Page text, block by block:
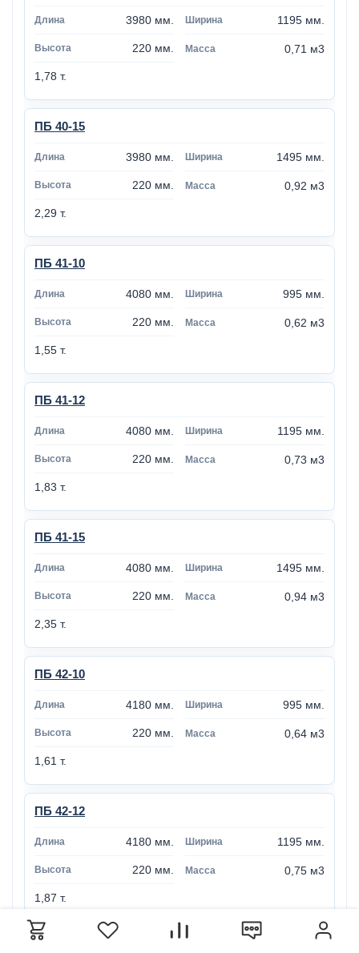
3980 мм. 1195 мм.
220 мм. 0,71 м3
1,78 т.
ПБ 40-15
3980 мм. 1495 мм.
220 мм. 0,92 м3
2,29 т.
ПБ 41-10
4080 мм. 995 мм.
220 мм. 0,62 м3
1,55 т.
ПБ 41-12
4080 мм. 1195 мм.
220 мм. 0,73 м3
1,83 т.
ПБ 41-15
4080 мм. 1495 мм.
220 мм. 0,94 м3
2,35 т.
ПБ 42-10
4180 мм. 995 мм.
220 мм. 0,64 м3
1,61 т.
ПБ 42-12
4180 мм. 1195 мм.
220 мм. 0,75 м3
1,87 т.